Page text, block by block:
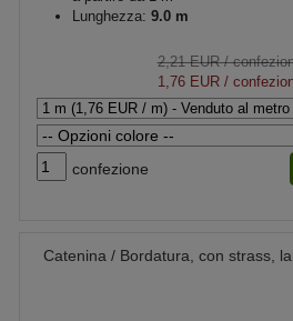
Lunghezza: 9.0 m
2,21 EUR/
1,76 EUR/
confezione
Catenina / Bordatura, con strass,